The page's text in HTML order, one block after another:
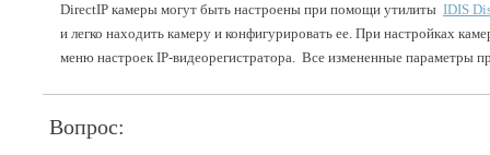
DirectIP камеры могут быть настроены при помощи утилиты IDIS
и легко находить камеру и конфигурировать ее. При настройках
меню настроек IP-видеорегистратора. Все измененные параметры
Вопрос: